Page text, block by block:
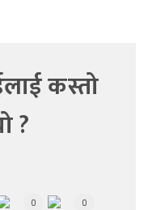
कस्तो
?
0 0